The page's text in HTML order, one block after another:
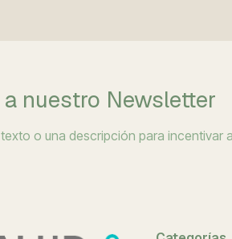
nuestro Newsletter
o una descripción para incentivar